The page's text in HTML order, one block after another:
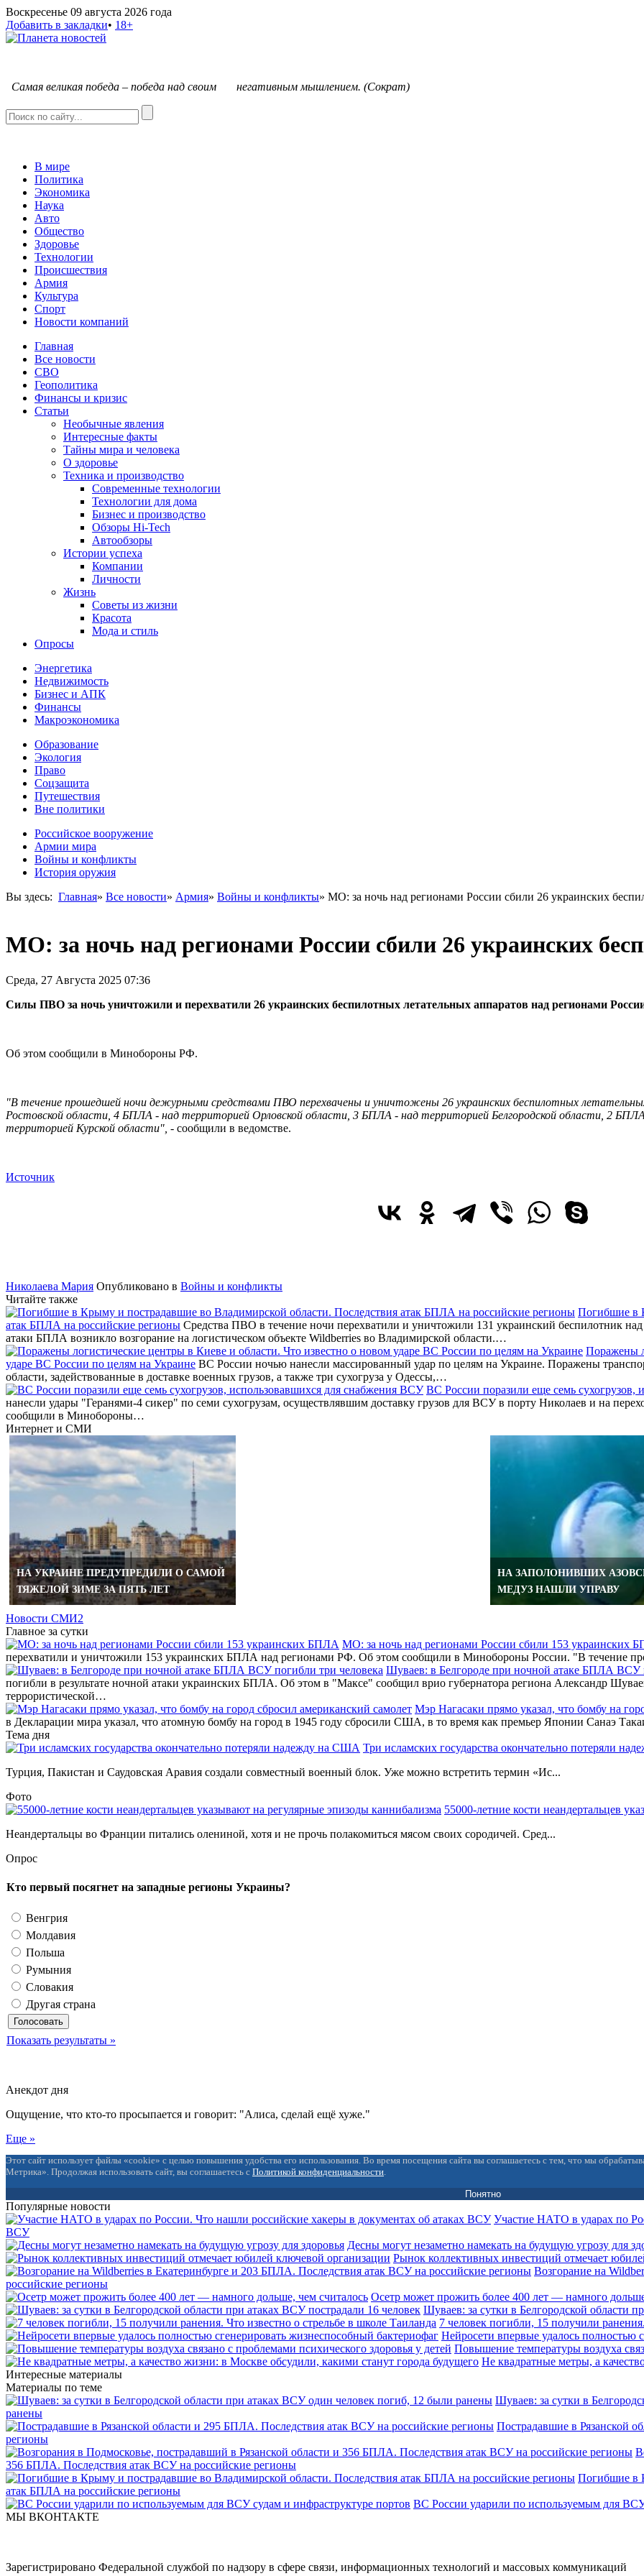
Воскресенье 09 августа 2026 года
Добавить в закладки• 18+
Самая великая победа – победа над своим негативным мышлением. (Сократ)
В мире
Политика
Экономика
Наука
Авто
Общество
Здоровье
Технологии
Происшествия
Армия
Культура
Спорт
Новости компаний
Главная
Все новости
СВО
Геополитика
Финансы и кризис
Статьи
Необычные явления
Интересные факты
Тайны мира и человека
О здоровье
Техника и производство
Современные технологии
Технологии для дома
Бизнес и производство
Обзоры Hi-Tech
Автообзоры
Истории успеха
Компании
Личности
Жизнь
Советы из жизни
Красота
Мода и стиль
Опросы
Энергетика
Недвижимость
Бизнес и АПК
Финансы
Макроэкономика
Образование
Экология
Право
Соцзащита
Путешествия
Вне политики
Российское вооружение
Армии мира
Войны и конфликты
История оружия
Вы здесь: Главная» Все новости» Армия» Войны и конфликты» МО: за ночь над регионами России сбили 26 украинских
МО: за ночь над регионами России сбили 26 украинских
Среда, 27 Августа 2025 07:36
Силы ПВО за ночь уничтожили и перехватили 26 украинских беспилотных летательных аппаратов над регионами
Об этом сообщили в Минобороны РФ.
"В течение прошедшей ночи дежурными средствами ПВО перехвачены и уничтожены 26 украинских беспилотных
Ростовской области, 4 БПЛА - над территорией Орловской области, 3 БПЛА - над территорией Белгородской области, 2
территорией Курской области", - сообщили в ведомстве.
Источник
Николаева Мария Опубликовано в Войны и конфликты
Читайте также
Погибшие в
атак БПЛА на российские регионы Средства ПВО в течение ночи перехватили и уничтожили 131 украинский беспилотник
атаки БПЛА возникло возгорание на логистическом объекте Wildberries во Владимирской области.…
Поражены
ударе ВС России по целям на Украине ВС России ночью нанесли массированный удар по целям на Украине. Поражены
области, задействованные в доставке военных грузов, а также три сухогруза у Одессы,…
ВС России поразили еще семь
нанесли удары "Геранями-4 сикер" по семи сухогрузам, осуществлявшим доставку грузов для ВСУ в порту Николаев и на
сообщили в Минобороны…
Интернет и СМИ
НА УКРАИНЕ ПРЕДУПРЕДИЛИ О САМОЙ
ТЯЖЕЛОЙ ЗИМЕ ЗА ПЯТЬ ЛЕТ
ЗА КAКИЕ ОПЕРАЦИИ БАНК
ГАРАНТИРОВАННО ЗАБЛОКИРУЕТ
НА ЗАПОЛОНИВШИХ
МЕДУЗ НАШЛИ УПРАВУ
Новости СМИ2
Главное за сутки
МО: за ночь над регионами России сбили 153 украинских
перехватили и уничтожили 153 украинских БПЛА над регионами РФ. Об этом сообщили в Минобороны России. "В течение
Шуваев: в Белгороде при ночной атаке БПЛА ВСУ
погибли в результате ночной атаки украинских БПЛА. Об этом в "Максе" сообщил врио губернатора региона Александр
террористической…
Мэр Нагасаки прямо указал, что бомбу на
в Декларации мира указал, что атомную бомбу на город в 1945 году сбросили США, в то время как премьер Японии Санаэ
Тема дня
Три исламских государства окончательно потеряли
Турция, Пакистан и Саудовская Аравия создали совместный военный блок. Уже можно встретить термин «Ис...
Фото
55000-летние кости неандертальцев
Неандертальцы во Франции питались олениной, хотя и не прочь полакомиться мясом своих сородичей. Сред...
Опрос
Кто первый посягнет на западные регионы Украины?
Венгрия
Молдавия
Польша
Румыния
Словакия
Другая страна
Показать результаты »
Анекдот дня
Ощущение, что кто-то просыпается и говорит: "Алиса, сделай ещё хуже."
Еще »
Этот сайт использует файлы «cookie» с целью повышения удобства его использования. Во время посещения сайта вы соглашаетесь с тем, что мы
Метрика». Продолжая использовать сайт, вы соглашаетесь с Политикой конфиденциальности.
Понятно
Популярные новости
Участие НАТО в ударах по
ВСУ
Десны могут незаметно намекать на будущую угрозу для
Рынок коллективных инвестиций отмечает
Возгорание на
российские регионы
Осетр может прожить более 400 лет — намного
Шуваев: за сутки в Белгородской области
7 человек погибли, 15 получили
Нейросети впервые удалось полностью
Повышение температуры воздуха
Не квадратные метры, а
Интересные материалы
Материалы по теме
Шуваев: за сутки в
ранены
Пострадавшие в Рязанской
регионы
356 БПЛА. Последствия атак ВСУ на российские регионы
Погибшие в
атак БПЛА на российские регионы
ВС России ударили по используемым для
МЫ ВКОНТАКТЕ
Зарегистрировано Федеральной службой по надзору в сфере связи, информационных технологий и массовых коммуникаций